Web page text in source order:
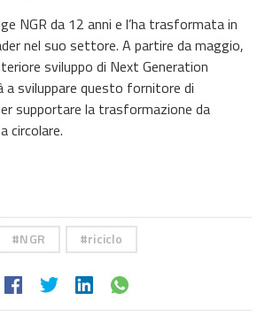
NGR da 12 anni e l’ha trasformata in
nel suo settore. A partire da maggio,
sviluppo di Next Generation
a sviluppare questo fornitore di
supportare la trasformazione da
circolare.
NGR riciclo